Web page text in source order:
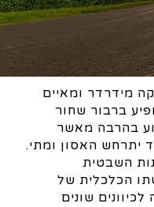
מידרדר ומאיים
ברבור שחור
בהרבה מאשר
יתרחש האסון ומתי.
השבטית
הכלכלית של
שונים